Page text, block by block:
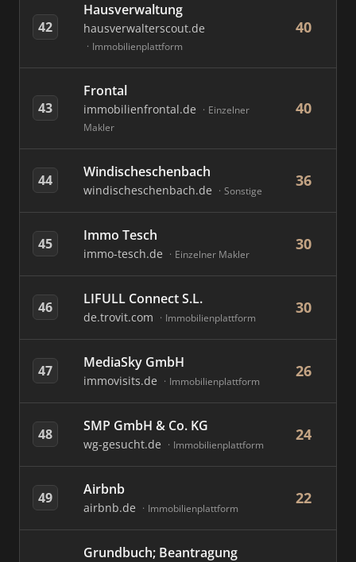
42
Hausverwaltung
hausverwalterscout.de
Immobilienplattform
40
43
Frontal
immobilienfrontal.de
Einzelner
Makler
40
44 Windischeschenbach
windischeschenbach.de Sonstige
36
45 Immo Tesch
immo-tesch.de Einzelner Makler
30
46 LIFULL Connect S.L.
de.trovit.com Immobilienplattform
30
47 MediaSky GmbH
immovisits.de Immobilienplattform
26
48 SMP GmbH & Co. KG
wg-gesucht.de Immobilienplattform
24
49 Airbnb
airbnb.de Immobilienplattform
22
Grundbuch; Beantragung